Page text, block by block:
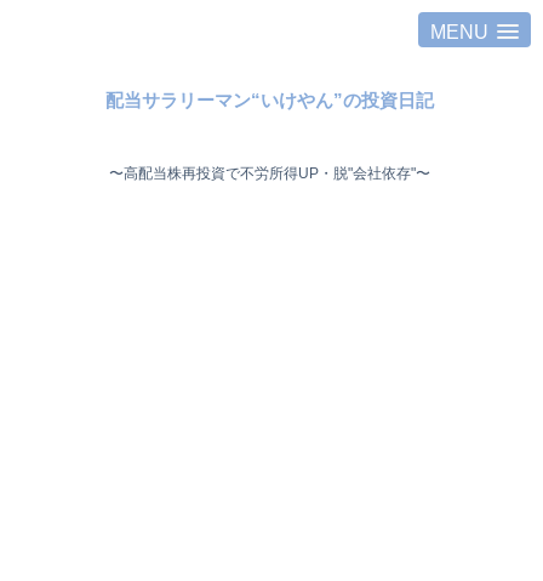
MENU
配当サラリーマン“いけやん”の投資日記 ​
〜高配当株再投資で不労所得UP・脱"会社依存"〜 ​